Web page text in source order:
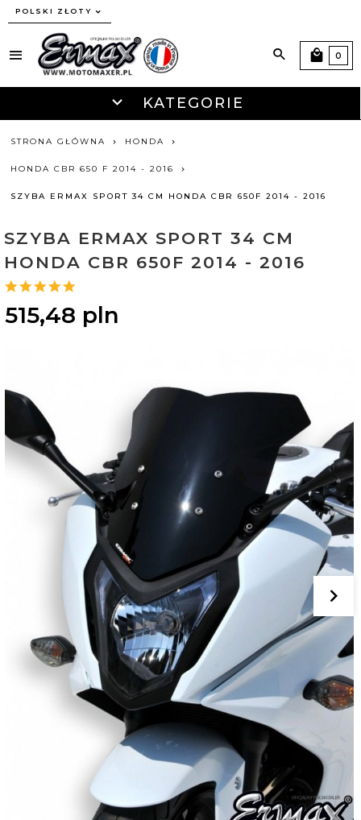
currency_h
POLSKI ZŁOTY
KATEGORIE
0
STRONA GŁÓWNA HONDA
HONDA CBR 650 F 2014 - 2016
SZYBA ERMAX SPORT 34 CM HONDA CBR 650F 2014 - 2016
SZYBA ERMAX SPORT 34 CM
HONDA CBR 650F 2014 - 2016
515,48 pln